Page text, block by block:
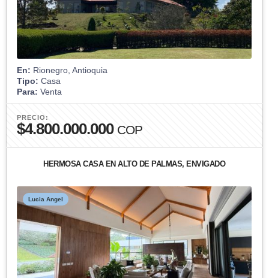
En: Rionegro, Antioquia
Tipo: Casa
Para: Venta
PRECIO:
$4.800.000.000 COP
HERMOSA CASA EN ALTO DE PALMAS, ENVIGADO
Lucia Angel